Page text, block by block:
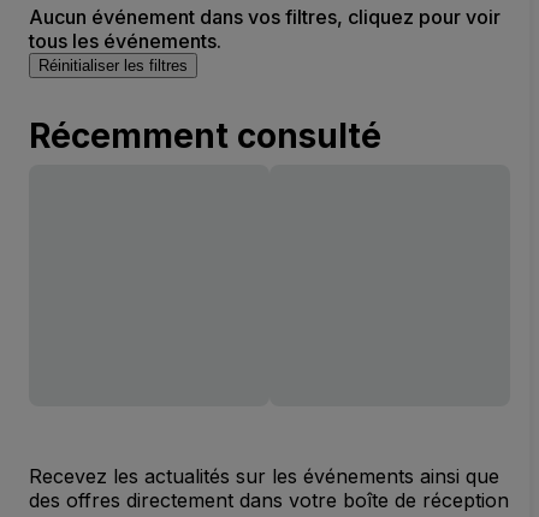
Aucun événement dans vos filtres, cliquez pour voir
tous les événements.
Réinitialiser les filtres
Récemment consulté
Recevez les actualités sur les événements ainsi que
des offres directement dans votre boîte de réception